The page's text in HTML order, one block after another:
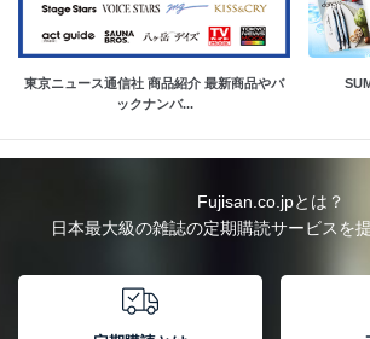
東京ニュース通信社 商品紹介 最新商品やバ
ックナンバ...
Fujisan.co.jpとは？
日本最大級の雑誌の定期購読サービスを